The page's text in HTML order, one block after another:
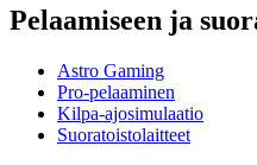
Pelaamiseen ja
Astro Gaming
Pro-pelaaminen
Kilpa-ajosimulaatio
Suoratoistolaitteet